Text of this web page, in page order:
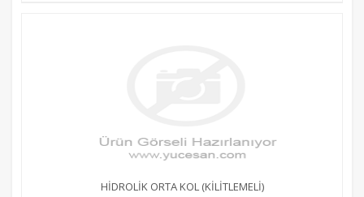
HİDROLİK ORTA KOL (KİLİTLEMELİ)